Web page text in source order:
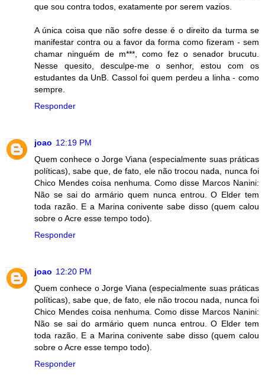
que sou contra todos, exatamente por serem vazios.
A única coisa que não sofre desse é o direito da turma se
manifestar contra ou a favor da forma como fizeram - sem
chamar ninguém de m***, como fez o senador brucutu.
Nesse quesito, desculpe-me o senhor, estou com os
estudantes da UnB. Cassol foi quem perdeu a linha - como
sempre.
Responder
joao 12:19 PM
Quem conhece o Jorge Viana (especialmente suas práticas
políticas), sabe que, de fato, ele não trocou nada, nunca foi
Chico Mendes coisa nenhuma. Como disse Marcos Nanini:
Não se sai do armário quem nunca entrou. O Elder tem
toda razão. E a Marina conivente sabe disso (quem calou
sobre o Acre esse tempo todo).
Responder
joao 12:20 PM
Quem conhece o Jorge Viana (especialmente suas práticas
políticas), sabe que, de fato, ele não trocou nada, nunca foi
Chico Mendes coisa nenhuma. Como disse Marcos Nanini:
Não se sai do armário quem nunca entrou. O Elder tem
toda razão. E a Marina conivente sabe disso (quem calou
sobre o Acre esse tempo todo).
Responder